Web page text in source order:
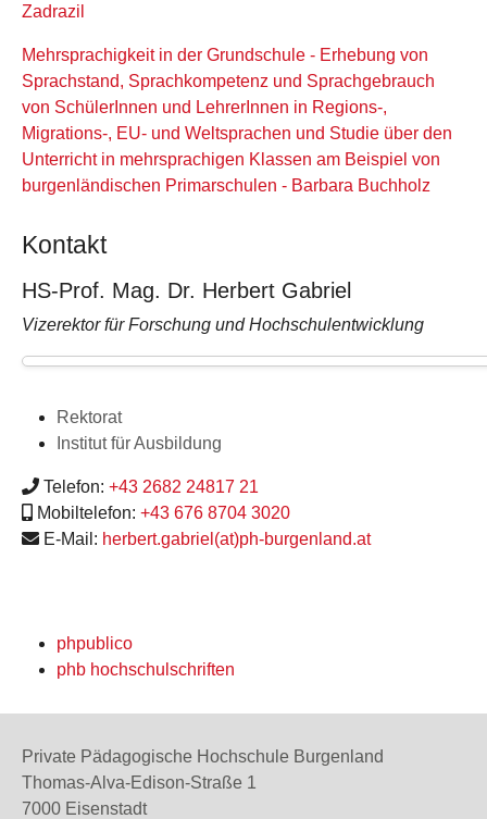
Zadrazil
Mehrsprachigkeit in der Grundschule - Erhebung von
Sprachstand, Sprachkompetenz und Sprachgebrauch
von SchülerInnen und LehrerInnen in Regions-,
Migrations-, EU- und Weltsprachen und Studie über den
Unterricht in mehrsprachigen Klassen am Beispiel von
burgenländischen Primarschulen - Barbara Buchholz
Kontakt
HS-Prof. Mag. Dr. Herbert Gabriel
Vizerektor für Forschung und Hochschulentwicklung
Rektorat
Institut für Ausbildung
Telefon: +43 2682 24817 21
Mobiltelefon: +43 676 8704 3020
E-Mail: herbert.gabriel(at)ph-burgenland.at
phpublico
phb hochschulschriften
Private Pädagogische Hochschule Burgenland
Thomas-Alva-Edison-Straße 1
7000 Eisenstadt